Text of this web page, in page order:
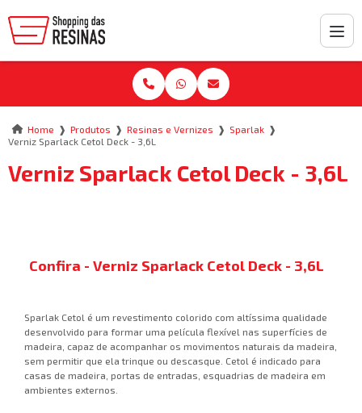
Home ❱ Produtos ❱ Resinas e Vernizes ❱ Sparlak ❱
Verniz Sparlack Cetol Deck - 3,6L
Verniz Sparlack Cetol Deck - 3,6L
Confira - Verniz Sparlack Cetol Deck - 3,6L
Sparlak Cetol é um revestimento colorido com altíssima qualidade
desenvolvido para formar uma película flexível nas superfícies de
madeira, capaz de acompanhar os movimentos naturais da madeira,
sem permitir que ela trinque ou descasque. Cetol é indicado para
casas de madeira, portas de entradas, esquadrias de madeira em
ambientes externos.